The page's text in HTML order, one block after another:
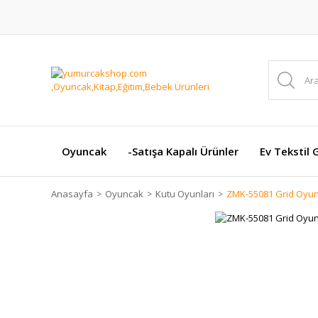
Oyuncak -Satışa Kapalı Ürünler Ev Tekstil
Anasayfa Oyuncak Kutu Oyunları ZMK-55081 Grid